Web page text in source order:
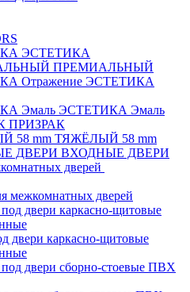
ЭСТЕТИКА
ПРЕМИАЛЬНЫЙ
ЭСТЕТИКА
ЭСТЕТИКА Эмаль
ПРИЗРАК
ТЯЖЁЛЫЙ 58 mm
ВХОДНЫЕ ДВЕРИ
дверей
межкомнатных дверей
двери каркасно-щитовые